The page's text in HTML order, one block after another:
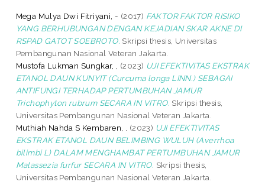
Mega Mulya Dwi Fitriyani, - (2017) FAKTOR FAKTOR RISIKO
YANG BERHUBUNGAN DENGAN KEJADIAN SKAR AKNE DI
RSPAD GATOT SOEBROTO. Skripsi thesis, Universitas
Pembangunan Nasional Veteran Jakarta.
Mustofa Lukman Sungkar, ,
(2023) UJI EFEKTIVITAS EKSTRAK
ETANOL DAUN KUNYIT (Curcuma longa LINN.) SEBAGAI
ANTIFUNGI TERHADAP PERTUMBUHAN JAMUR
Trichophyton rubrum SECARA IN VITRO. Skripsi thesis,
Universitas Pembangunan Nasional Veteran Jakarta.
Muthiah Nahda S Kembaren, .
(2023) UJI EFEKTIVITAS
EKSTRAK ETANOL DAUN BELIMBING WULUH (Averrhoa
bilimbi L) DALAM MENGHAMBAT PERTUMBUHAN JAMUR
Malassezia furfur SECARA IN VITRO. Skripsi thesis,
Universitas Pembangunan Nasional Veteran Jakarta.